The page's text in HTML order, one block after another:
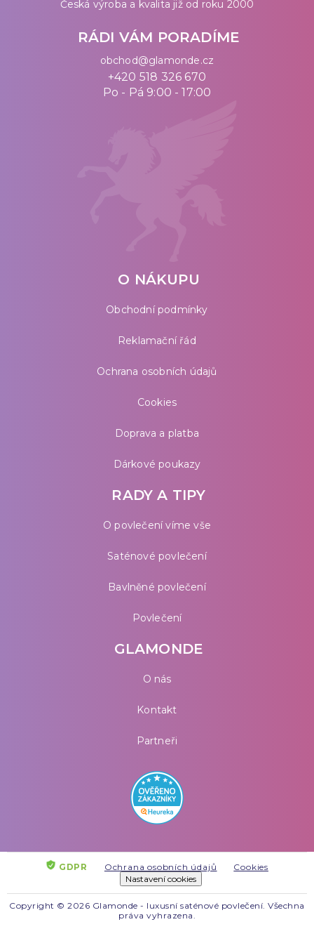
Česká výroba a kvalita již od roku 2000
RÁDI VÁM PORADÍME
obchod@glamonde.cz
+420 518 326 670
Po - Pá 9:00 - 17:00
O NÁKUPU
Obchodní podmínky
Reklamační řád
Ochrana osobních údajů
Cookies
Doprava a platba
Dárkové poukazy
RADY A TIPY
O povlečení víme vše
Saténové povlečení
Bavlněné povlečení
Povlečení
GLAMONDE
O nás
Kontakt
Partneři
GDPR Ochrana osobních údajů
Cookies
Nastavení cookies
Copyright © 2026 Glamonde - luxusní saténové povlečení. Všechna
práva vyhrazena.